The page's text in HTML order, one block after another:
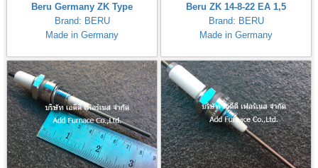
Beru Germany ZK Type
Brand: BERU
Made in Germany
Beru ZK 14-8-22 EA 1,5
Brand: BERU
Made in Germany